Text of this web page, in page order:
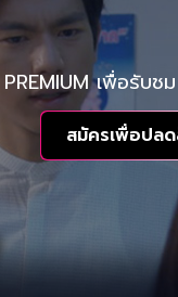
PREMIUM เพื่อรับ
สมัครเพื่อปล